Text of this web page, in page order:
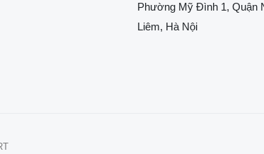
Phường Mỹ Đình 1, Quận
Liêm, Hà Nội